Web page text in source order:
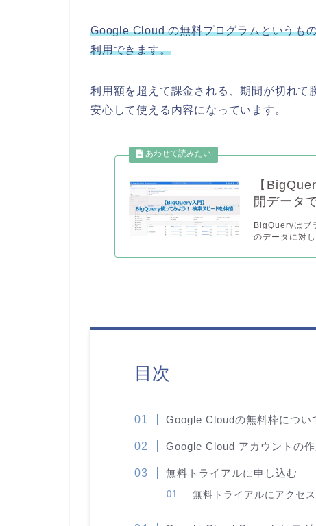
Google Cloud の無料プログラムというも
利用できます。
利用額を超えて課金される、期間が切れて
安心して使える内容になっています。
【
開データ
BigQueryはブ
のデータに対
目次
Google Cloudの無料枠につい
Google Cloud アカウントの
無料トライアルに申し込む
無料トライアルにアクセス